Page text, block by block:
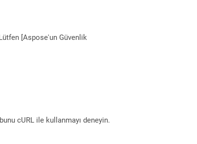
[Aspose'un Güvenlik
cURL ile kullanmayı deneyin.